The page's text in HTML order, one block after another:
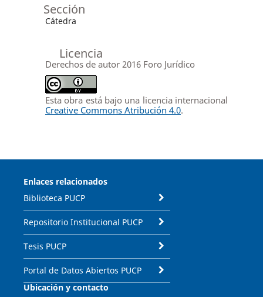
Sección
Cátedra
Licencia
Derechos de autor 2016 Foro Jurídico
Esta obra está bajo una licencia internacional
Creative Commons Atribución 4.0.
Enlaces relacionados
Biblioteca PUCP
Repositorio Institucional PUCP
Tesis PUCP
Portal de Datos Abiertos PUCP
Ubicación y contacto